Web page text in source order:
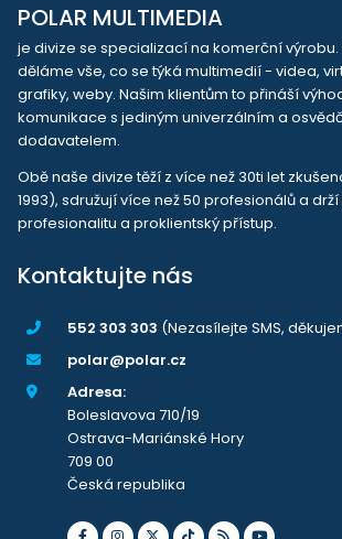
POLAR MULTIMEDIA
je divize se specializací na komerční
děláme vše, co se týká multimedií - videa,
grafiky, weby. Našim klientům to přináší
komunikace s jediným univerzálním a
dodavatelem.
Obě naše divize těží z více než 30ti let
1993), sdružují více než 50 profesionálů a
profesionalitu a proklientský přístup.
Kontaktujte nás
552 303 303 (Nezasílejte SMS,
polar@polar.cz
Adresa:
Boleslavova 710/19
Ostrava-Mariánské Hory
709 00
Česká republika